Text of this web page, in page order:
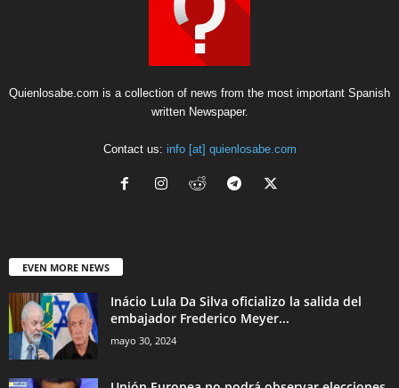
Quienlosabe.com is a collection of news from the most important Spanish
written Newspaper.
Contact us: info [at] quienlosabe.com
EVEN MORE NEWS
Inácio Lula Da Silva oficializo la salida del
embajador Frederico Meyer...
mayo 30, 2024